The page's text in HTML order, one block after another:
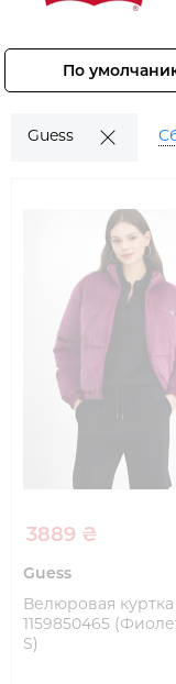
Смотреть
товары
По
Guess
3889 ₴
Guess
Велюровая куртка
1159850465
S)